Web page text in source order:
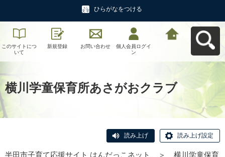
ひらがなをつける
このサイトにつ
いて
新規登録 お問い合わせ
個人会員ログイ
ン
横川学童保育所あさがおクラブ
読み上げ 読み上げ設定
半田市子育て応援サイト はんだっこネット ＞
横川学童保育